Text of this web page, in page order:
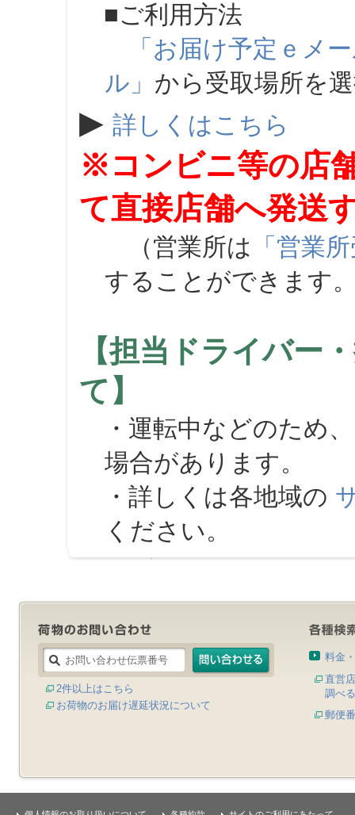
■ご利用方法
「お届け予定ｅメ
ル」 から受取場所を
▶ 詳しくはこちら
※コンビニ等の店
て直接店舗へ発送
（営業所は 「営業
することができます
【担当ドライバー
て】
・運転中などのため
場合があります。
・詳しくは各地域の
ください。
2件以上はこちら
お荷物のお届け遅延状況について
料金
直営
調べる
郵便